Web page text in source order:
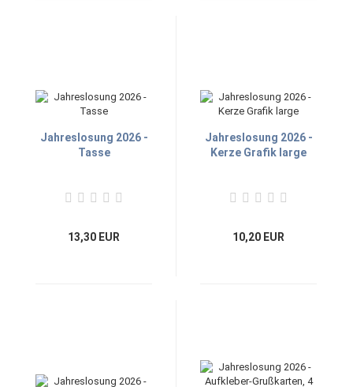
Jahreslosung 2026 -
Tasse
13,30 EUR
Jahreslosung 2026 -
Kerze Grafik large
10,20 EUR